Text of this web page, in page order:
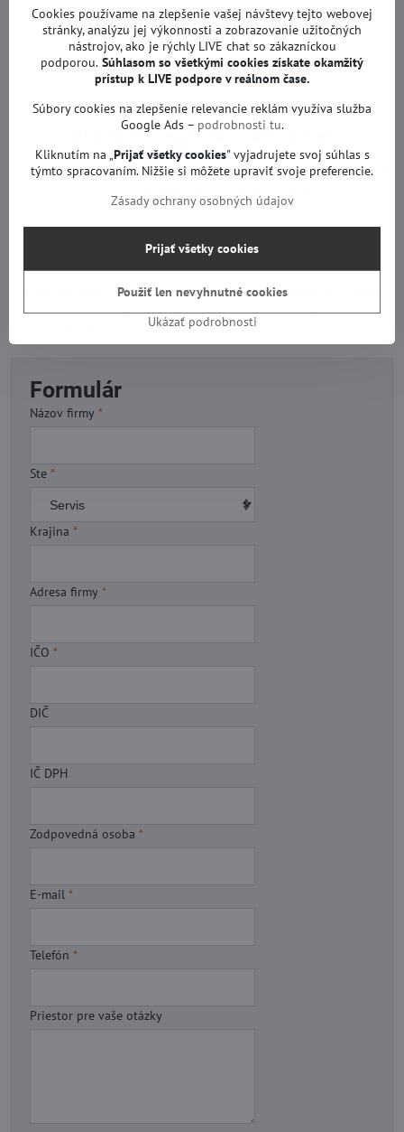
• TV servisy
• samostatní opravári
• e-shopy a firmy s IČO
• partneri, ktorí nakupujú opakovane
Ako rýchlo registráciu schválime?
Žiadosti zvyčajne overujeme v pracovný deň do niekoľkých hodín. O
Požiadajte o B2B účet
Vyplňte formulár nižšie a uveďte svoje firemné údaje. Po schválení
registrácie vám aktivujeme veľkoobchodné ceny a môžete
Formulár
Názov firmy *
Ste *
Krajina *
Adresa firmy *
IČO *
DIČ
IČ DPH
Zodpovedná osoba *
E-mail *
Telefón *
Priestor pre vaše otázky
Cookies používame na zlepšenie vašej návštevy tejto webovej
stránky, analýzu jej výkonnosti a zobrazovanie užitočných
nástrojov, ako je rýchly LIVE chat so zákazníckou
podporou. Súhlasom so všetkými cookies získate okamžitý
prístup k LIVE podpore v reálnom čase.
Súbory cookies na zlepšenie relevancie reklám využíva služba
Google Ads – podrobnosti tu.
Kliknutím na „Prijať všetky cookies" vyjadrujete svoj súhlas s
týmto spracovaním. Nižšie si môžete upraviť svoje preferencie.
Zásady ochrany osobných údajov
Ukázať podrobnosti
Prijať všetky cookies
Použiť len nevyhnutné cookies